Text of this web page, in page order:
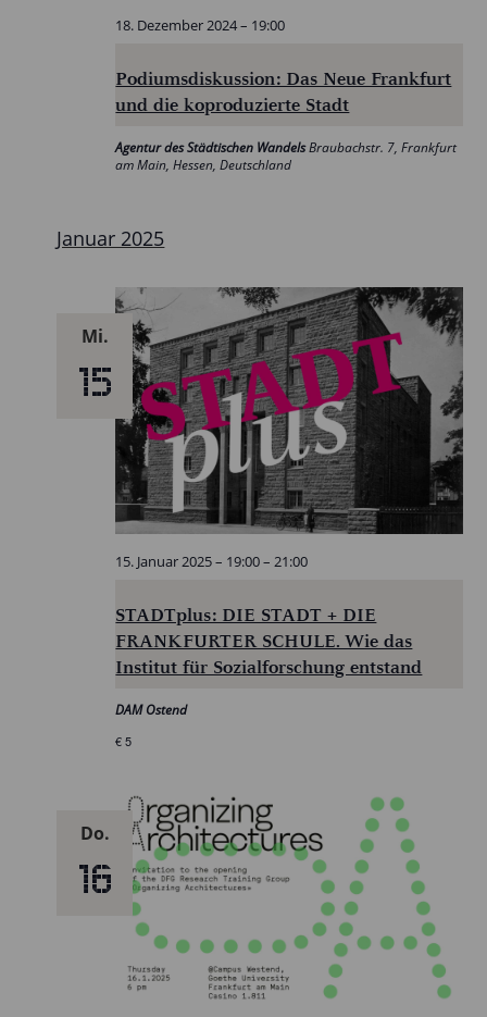
Podiumsdiskussion: Das Neue Frankfurt
und die koproduzierte Stadt
18. Dezember 2024 – 19:00
Agentur des Städtischen WandelsBraubachstr. 7, Frankfurt
am Main, Hessen, Deutschland
Januar 2025
Mi.
15
STADTplus: DIE STADT + DIE
FRANKFURTER SCHULE. Wie das
Institut für Sozialforschung entstand
15. Januar 2025 – 19:00– 21:00
DAM Ostend
€ 5
Do.
16